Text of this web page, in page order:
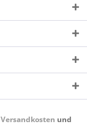
Versandkosten und